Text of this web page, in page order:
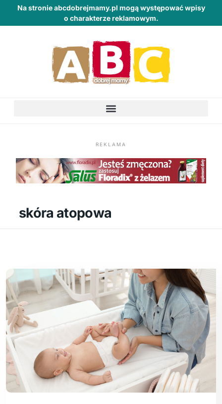
Na stronie abcdobrejmamy.pl mogą występować wpisy
o charakterze reklamowym.
REKLAMA
skóra atopowa